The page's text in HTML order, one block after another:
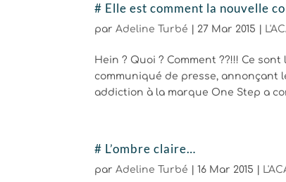
# Elle est comment la nouvelle
parAdeline Turbé 27 Mar 2015
Hein ? Quoi ? Comment ??!!! Ce
communiqué de presse, annonçant
addiction à la marque One Step a
# L’ombre claire…
parAdeline Turbé |16 Mar 2015